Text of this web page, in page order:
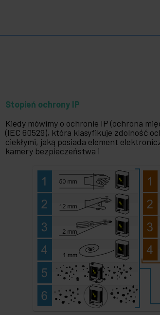
Stopień ochrony IP
Kiedy mówimy o ochronie IP (ochrona
(IEC 60529), która klasyfikuje zdolność
ciekłymi, jaką posiada element
kamery bezpieczeństwa i